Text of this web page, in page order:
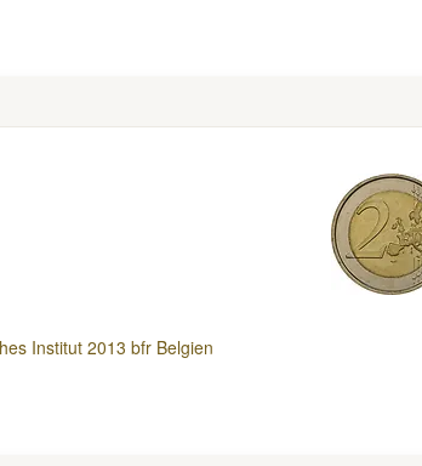
Institut 2013 bfr Belgien